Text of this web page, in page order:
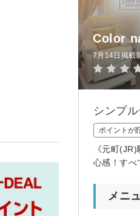
Color
7月14日掲載
シンプ
ポイントが
《元町
心感！すべ
メニ